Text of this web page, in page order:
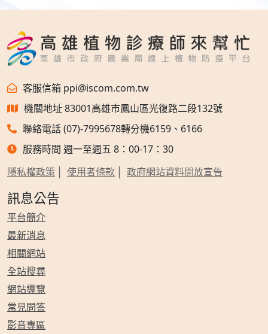
客服信箱 ppi@iscom.com.tw
機關地址 83001高雄市鳳山區光復路二段132號
聯絡電話 (07)-7995678轉分機6159、6166
服務時間 週一至週五 8：00-17：30
隱私權政策
使用者條款 政府網站資料開放宣告
訊息公告
平台簡介
最新消息
相關網站
全站搜尋
網站導覽
常見問答
影音專區